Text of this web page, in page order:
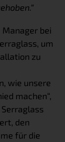
bei
um
zu
wie unsere
machen“,
den
für die